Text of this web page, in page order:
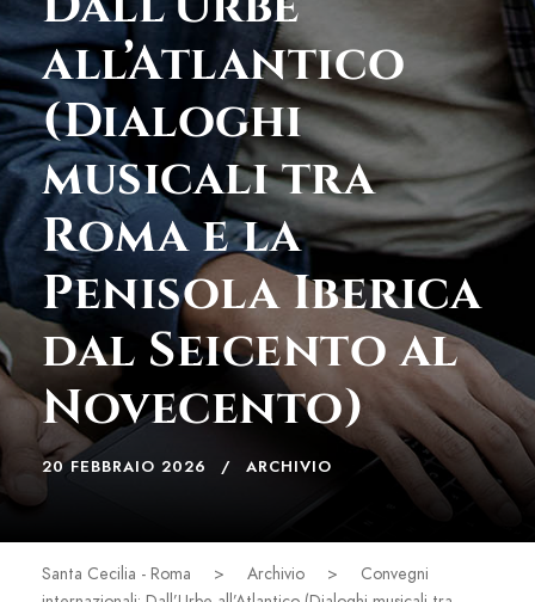
all’Atlantico
(Dialoghi
musicali tra
Roma e la
Penisola Iberica
dal Seicento al
Novecento)
20 FEBBRAIO 2026 ARCHIVIO
Santa Cecilia - Roma > Archivio >
Convegni